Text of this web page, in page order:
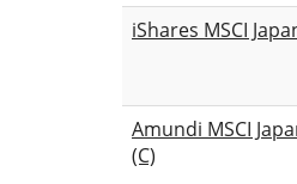
iShares MSCI
Amundi MSCI
(C)